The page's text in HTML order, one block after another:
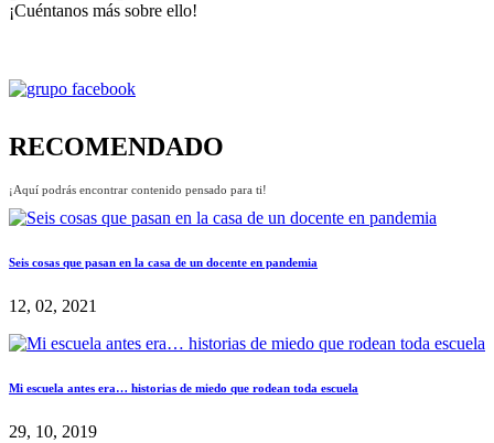
¡Cuéntanos más sobre ello!
RECOMENDADO
¡Aquí podrás encontrar contenido pensado para ti!
Seis cosas que pasan en la casa de un docente en pandemia
12, 02, 2021
Mi escuela antes era… historias de miedo que rodean toda escuela
29, 10, 2019